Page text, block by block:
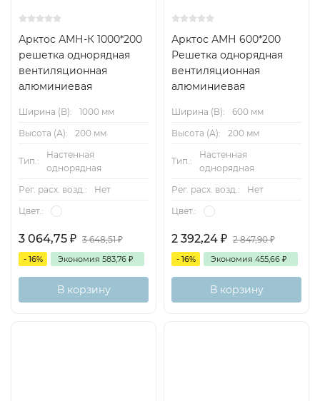
Арктос АМН-К 1000*200
решетка однорядная
вентиляционная
алюминиевая
Ширина (B):
1000 мм
Высота (А):
200 мм
Тип.:
Настенная
однорядная
Рег. расх. возд.:
Нет
Цвет.:
3 064,75 ₽ 3 648,51₽
- 16% Экономия 583,76 ₽
В корзину
Арктос АМН 600*200
Решетка однорядная
вентиляционная
алюминиевая
Ширина (B):
600 мм
Высота (А):
200 мм
Тип.:
Настенная
однорядная
Рег. расх. возд.:
Нет
Цвет.:
2 392,24 ₽ 2 847,90₽
- 16% Экономия 455,66 ₽
В корзину